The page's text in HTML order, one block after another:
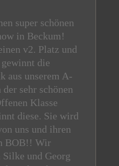
super schönen
in Beckum!
v2. Platz und
gewinnt die
aus unserem A-
sehr schönen
Klasse
diese. Sie wird
uns und ihren
BOB!! Wir
und Georg